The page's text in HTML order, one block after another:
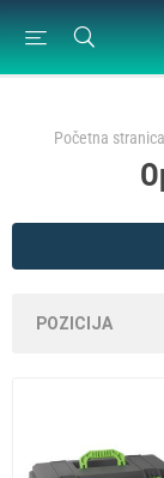
Početna stranica